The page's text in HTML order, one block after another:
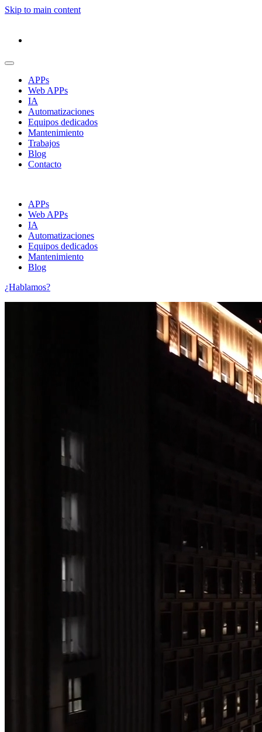
Skip to main content
APPs
Web APPs
IA
Automatizaciones
Equipos dedicados
Mantenimiento
Trabajos
Blog
Contacto
APPs
Web APPs
IA
Automatizaciones
Equipos dedicados
Mantenimiento
Blog
¿Hablamos?